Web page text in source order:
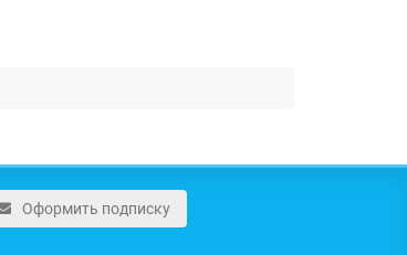
Оформить подписку